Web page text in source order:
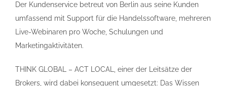
Der Kundenservice betreut von Berlin aus seine Kunden
umfassend mit Support für die Handelssoftware, mehreren
Live-Webinaren pro Woche, Schulungen und
Marketingaktivitäten.
THINK GLOBAL – ACT LOCAL, einer der Leitsätze der
Brokers, wird dabei konsequent umgesetzt: Das Wissen